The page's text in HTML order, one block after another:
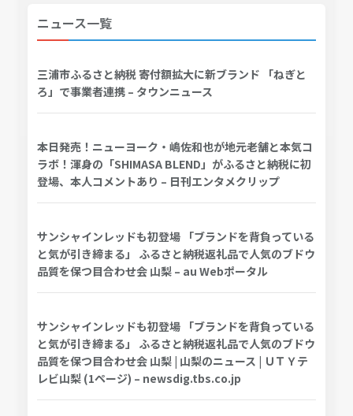
ニュース一覧
三浦市ふるさと納税 寄付額拡大に新ブランド 「ねぎと
ろ」で事業者連携 – タウンニュース
本日発売！ニューヨーク・嶋佐和也が地元老舗と本気コ
ラボ！渾身の「SHIMASA BLEND」がふるさと納税に初
登場、本人コメントあり – 日刊エンタメクリップ
サンシャインレッドも初登場 「ブランドを背負っている
と気が引き締まる」 ふるさと納税返礼品で人気のブドウ
品質を保つ目合わせ会 山梨 – au Webポータル
サンシャインレッドも初登場 「ブランドを背負っている
と気が引き締まる」 ふるさと納税返礼品で人気のブドウ
品質を保つ目合わせ会 山梨 | 山梨のニュース | ＵＴＹテ
レビ山梨 (1ページ) – newsdig.tbs.co.jp